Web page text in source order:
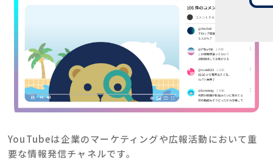
YouTubeは企業のマーケティングや広報活動において重
要な情報発信チャネルです。